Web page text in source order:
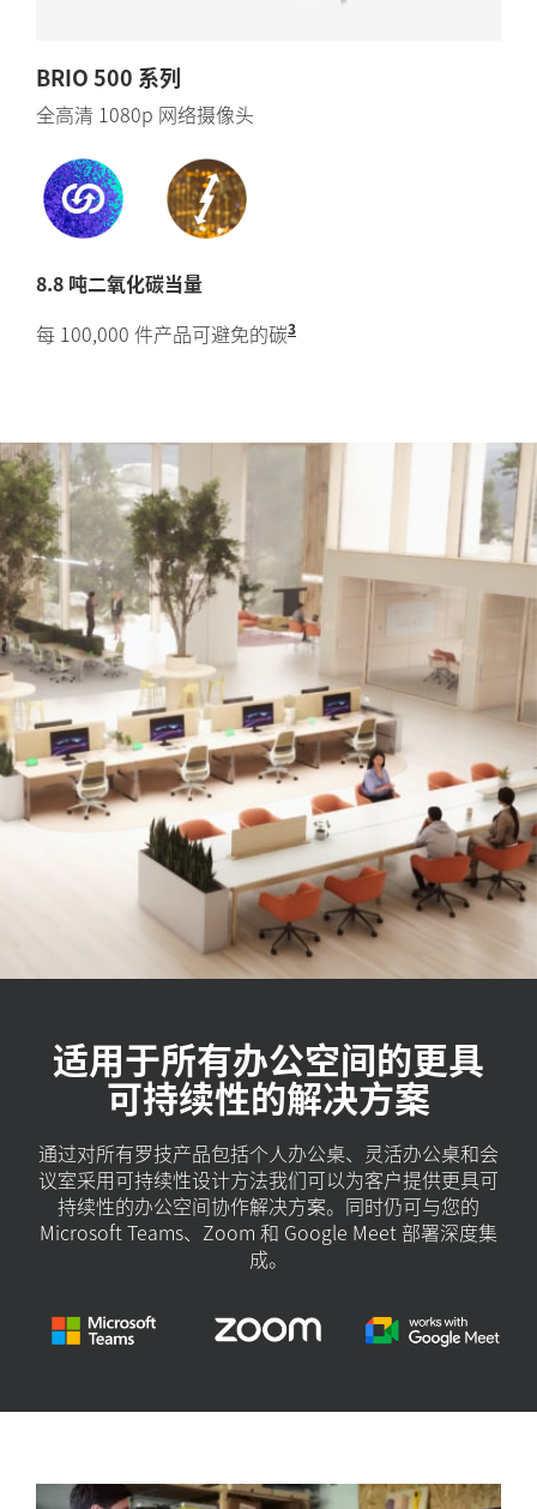
BRIO 500 系列
全高清 1080p 网络摄像头
8.8 吨二氧化碳当量
每 100,000 件产品可避免的碳3
适用于所有办公空间的更具
可持续性的解决方案
通过对所有罗技产品包括个人办公桌、灵活办公桌和会
议室采用可持续性设计方法我们可以为客户提供更具可
持续性的办公空间协作解决方案。同时仍可与您的
Microsoft Teams、Zoom 和 Google Meet 部署深度集
成。